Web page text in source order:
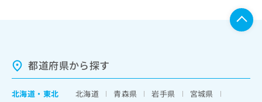
都道府県から探す
北海道 ・ 東北 北海道 青森県 岩手県
宮城県